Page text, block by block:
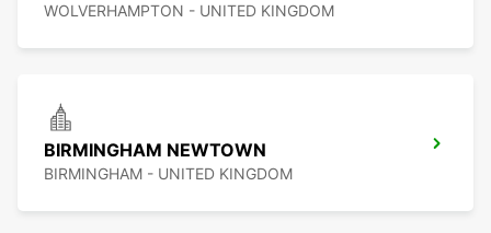
WOLVERHAMPTON - UNITED KINGDOM
BIRMINGHAM NEWTOWN
BIRMINGHAM - UNITED KINGDOM